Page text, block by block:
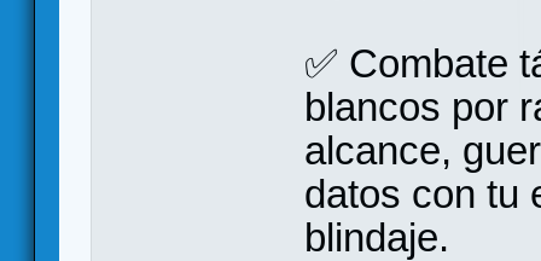
✅ Combate
blancos por
alcance,
datos con tu
blindaje.